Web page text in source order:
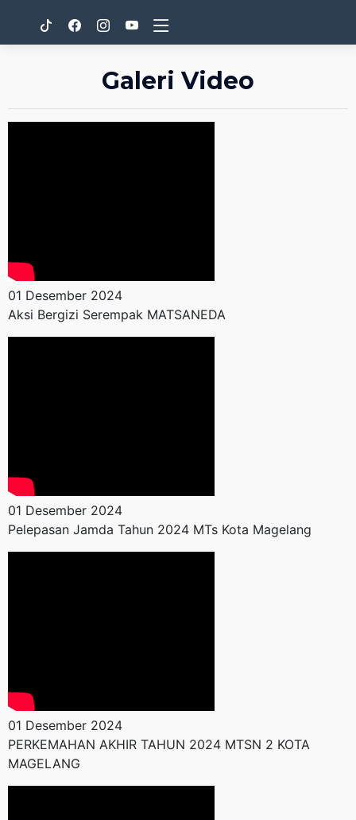
Galeri Video
01 Desember 2024
Aksi Bergizi Serempak MATSANEDA
01 Desember 2024
Pelepasan Jamda Tahun 2024 MTs Kota Magelang
01 Desember 2024
PERKEMAHAN AKHIR TAHUN 2024 MTSN 2 KOTA
MAGELANG